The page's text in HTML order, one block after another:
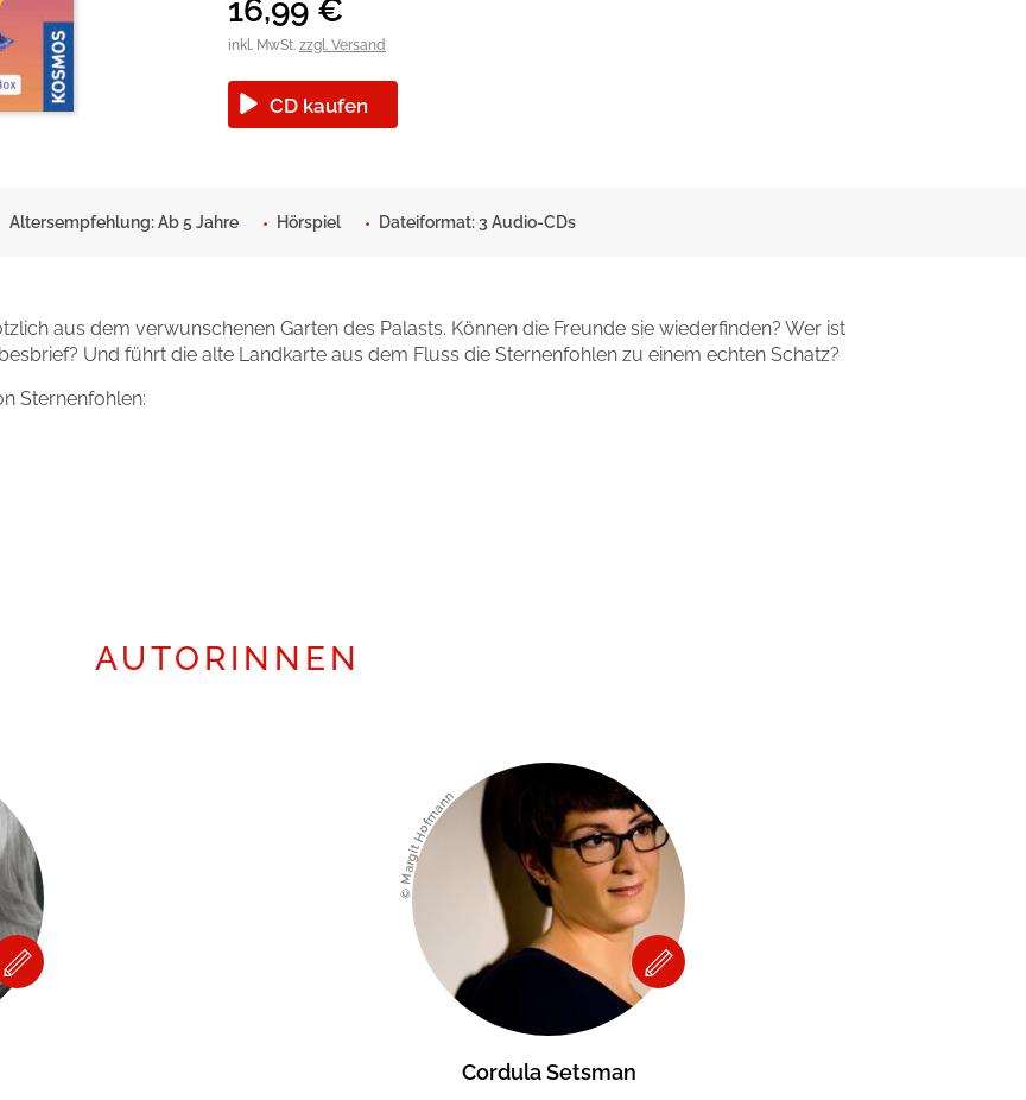
16,99 €
inkl. MwSt. zzgl. Versand
CD kaufen
Altersempfehlung: Ab 5 Jahre Hörspiel Dateiformat: 3 Audio-CDs
aus dem verwunschenen Garten des Palasts. Können die Freunde sie wiederfinden? Wer ist
Und führt die alte Landkarte aus dem Fluss die Sternenfohlen zu einem echten Schatz?
Sternenfohlen:
AUTORINNEN
© Margit Hofmann
Cordula Setsman